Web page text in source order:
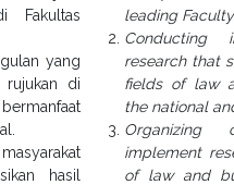
Fakultas
yang
di
hasil
leading
Conducting
research that
fields of law
the national
Organizing
implement
of law and